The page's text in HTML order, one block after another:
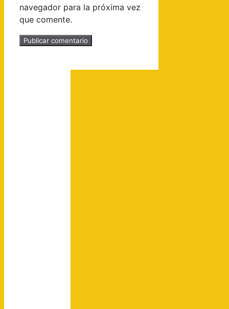
navegador para la próxima vez
que comente.